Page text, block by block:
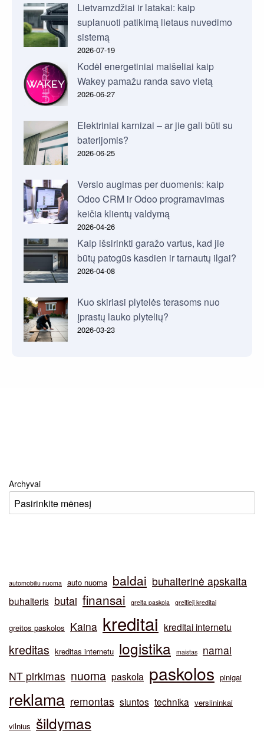
Lietvamzdžiai ir latakai: kaip
suplanuoti patikimą lietaus nuvedimo
sistemą
2026-07-19
Kodėl energetiniai maišeliai kaip
Wakey pamažu randa savo vietą
2026-06-27
Elektriniai karnizai – ar jie gali būti su
baterijomis?
2026-06-25
Verslo augimas per duomenis: kaip
Odoo CRM ir Odoo programavimas
keičia klientų valdymą
2026-04-26
Kaip išsirinkti garažo vartus, kad jie
būtų patogūs kasdien ir tarnautų ilgai?
2026-04-08
Kuo skiriasi plytelės terasoms nuo
įprastų lauko plytelių?
2026-03-23
Archyvai
automobiliu nuoma auto nuoma baldai buhalterinė apskaita
buhalteris butai finansai greita paskola greitieji kreditai
greitos paskolos Kaina kreditai kreditai internetu
kreditas kreditas internetu logistika maistas
namai
NT pirkimas nuoma paskola paskolos pinigai
reklama remontas siuntos technika verslininkai
vilnius šildymas